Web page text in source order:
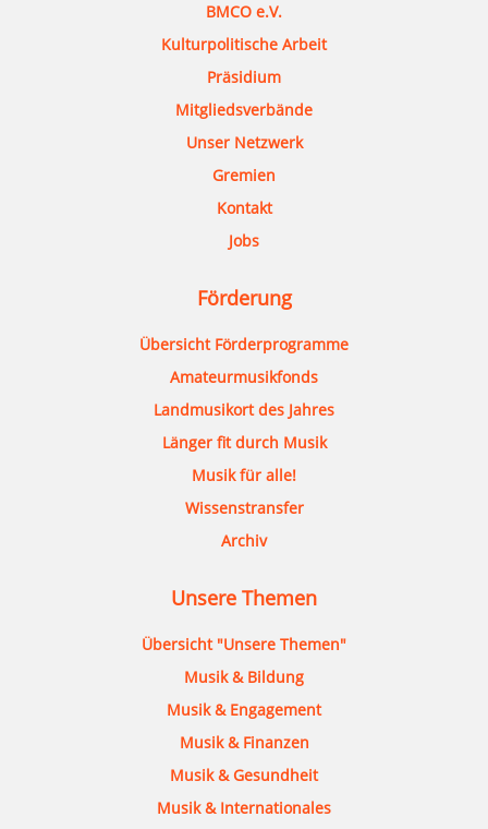
BMCO e.V.
Kulturpolitische Arbeit
Präsidium
Mitgliedsverbände
Unser Netzwerk
Gremien
Kontakt
Jobs
Förderung
Übersicht Förderprogramme
Amateurmusikfonds
Landmusikort des Jahres
Länger fit durch Musik
Musik für alle!
Wissenstransfer
Archiv
Unsere Themen
Übersicht "Unsere Themen"
Musik & Bildung
Musik & Engagement
Musik & Finanzen
Musik & Gesundheit
Musik & Internationales